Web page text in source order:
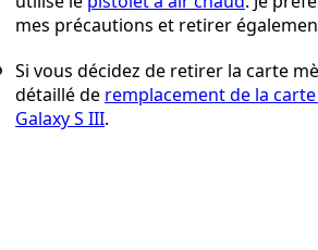
mes précautions et retirer
Si vous décidez de retirer la carte
détaillé de remplacement de la
Galaxy S III.